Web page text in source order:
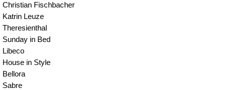
Christian Fischbacher
Katrin Leuze
Theresienthal
Sunday in Bed
Libeco
House in Style
Bellora
Sabre